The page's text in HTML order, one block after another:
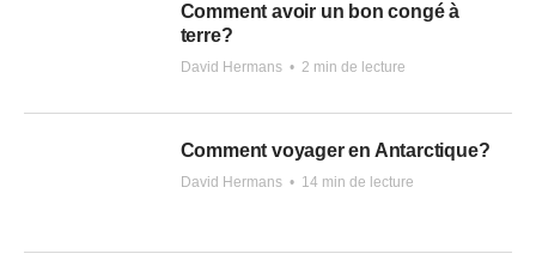
Comment avoir un bon congé à
terre?
David Hermans • 2 min de lecture
Comment voyager en Antarctique?
David Hermans • 14 min de lecture